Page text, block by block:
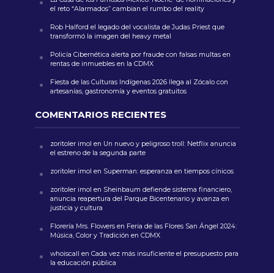
el reto “Alarmados” cambian el rumbo del reality
Rob Halford el legado del vocalista de Judas Priest que
transformó la imagen del heavy metal
Policía Cibernética alerta por fraude con falsas multas en
rentas de inmuebles en la CDMX
Fiesta de las Culturas Indígenas 2026 llega al Zócalo con
artesanías, gastronomía y eventos gratuitos
COMENTARIOS RECIENTES
zoritoler imol en Un nuevo y peligroso troll: Netflix anuncia
el estreno de la segunda parte
zoritoler imol en Superman: esperanza en tiempos cínicos
zoritoler imol en Sheinbaum defiende sistema financiero,
anuncia reapertura del Parque Bicentenario y avanza en
justicia y cultura
Florería Mrs. Flowersen Feria de las Flores San Ángel 2024:
Música, Color y Tradición en CDMX
whoiscall en Cada vez más insuficiente el presupuesto para
la educación pública